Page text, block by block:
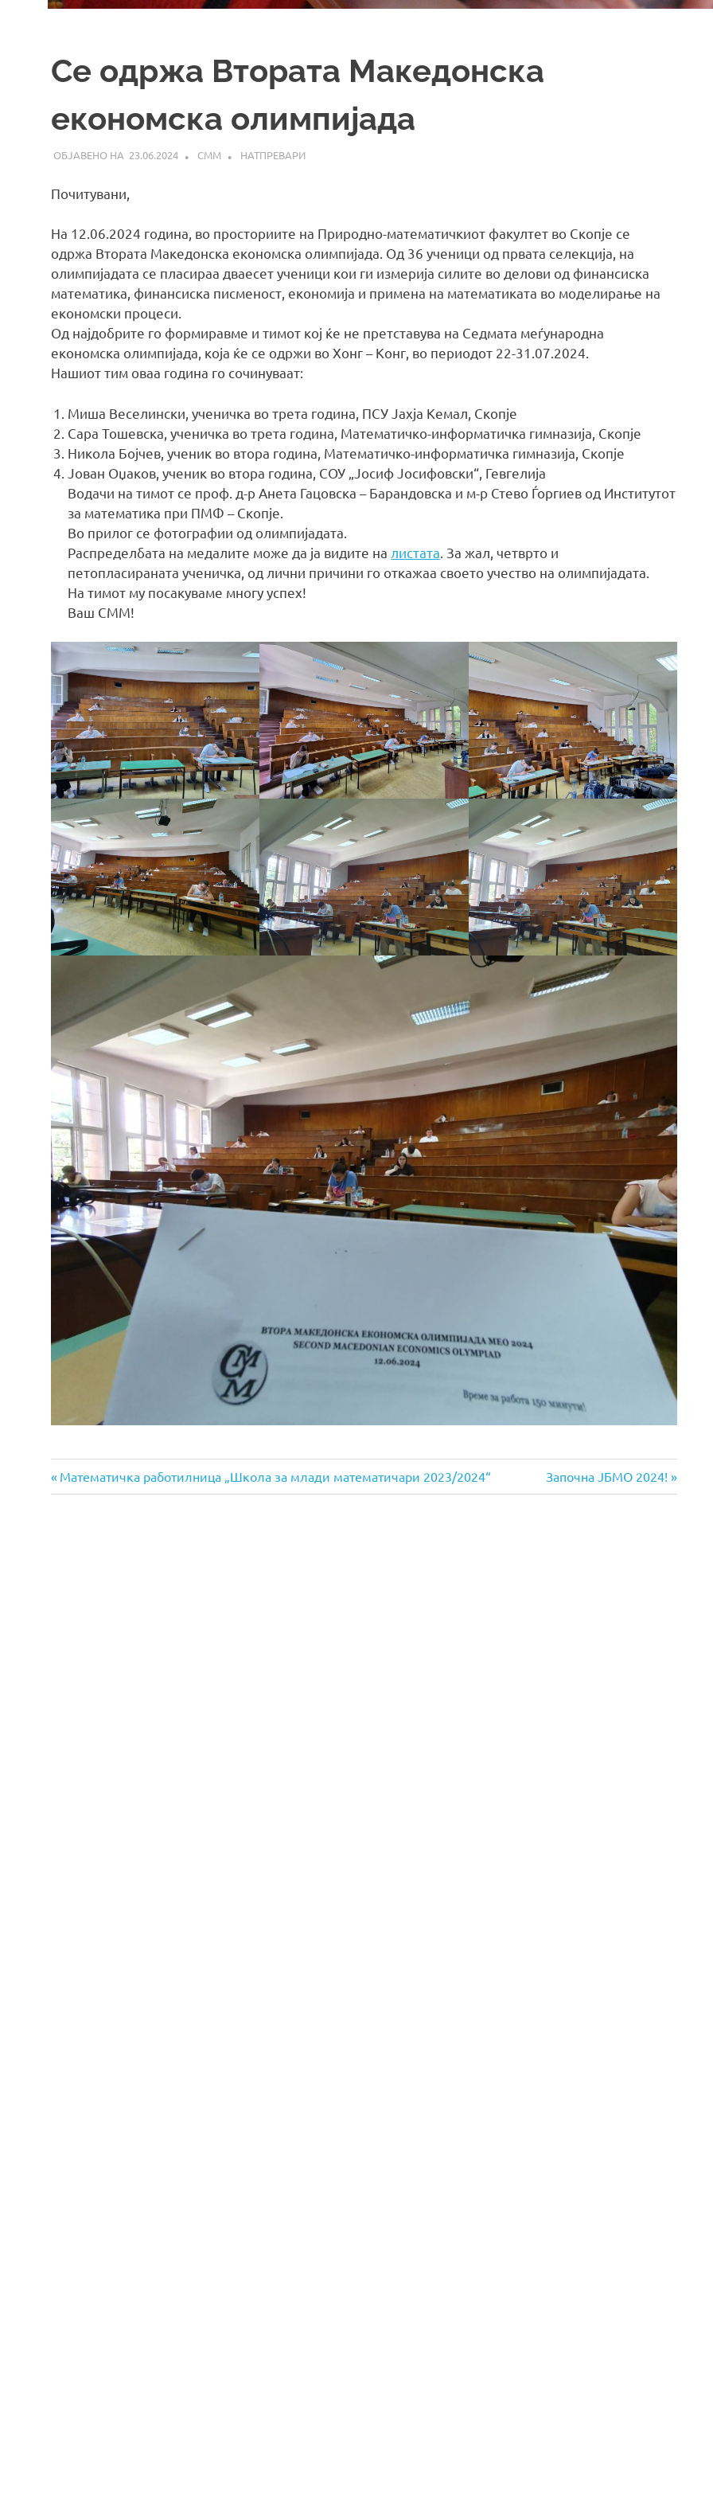
Се одржа Втората Македонска
економска олимпијада
23.06.2024 СММ НАТПРЕВАРИ
Почитувани,
На 12.06.2024 година, во просториите на Природно-математичкиот факултет во Скопје се
одржа Втората Македонска економска олимпијада. Од 36 ученици од првата селекција, на
олимпијадата се пласираа дваесет ученици кои ги измерија силите во делови од финансиска
математика, финансиска писменост, економија и примена на математиката во моделирање на
економски процеси.
Од најдобрите го формиравме и тимот кој ќе не претставува на Седмата меѓународна
економска олимпијада, која ќе се одржи во Хонг – Конг, во периодот 22-31.07.2024.
Нашиот тим оваа година го сочинуваат:
Миша Веселински, ученичка во трета година, ПСУ Јахја Кемал, Скопје
Сара Тошевска, ученичка во трета година, Математичко-информатичка гимназија, Скопје
Никола Бојчев, ученик во втора година, Математичко-информатичка гимназија, Скопје
Јован Оџаков, ученик во втора година, СОУ „Јосиф Јосифовски“, Гевгелија
Водачи на тимот се проф. д-р Анета Гацовска – Барандовска и м-р Стево Ѓоргиев од Институтот
за математика при ПМФ – Скопје.
Во прилог се фотографии од олимпијадата.
Распределбата на медалите може да ја видите на листата . За жал, четврто и
петопласираната ученичка, од лични причини го откажаа своето учество на олимпијадата.
На тимот му посакуваме многу успех!
Ваш СММ!
Навигација
Previous
Post:
Математичка работилница „Школа за млади математичари 2023/2024“
Next
Post:
Започна ЈБМО 2024!